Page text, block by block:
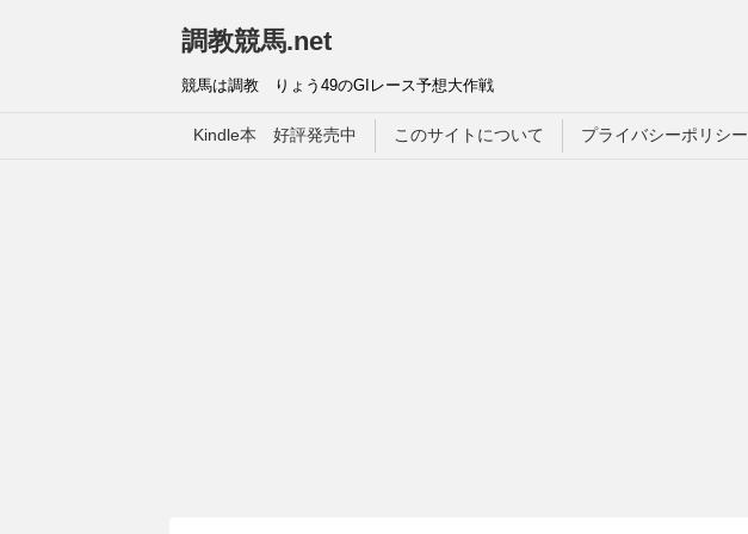
調教競馬.net
競馬は調教 りょう49のGIレース予想大作戦
Kindle本 好評発売中 このサイトについて プライバシーポリシー